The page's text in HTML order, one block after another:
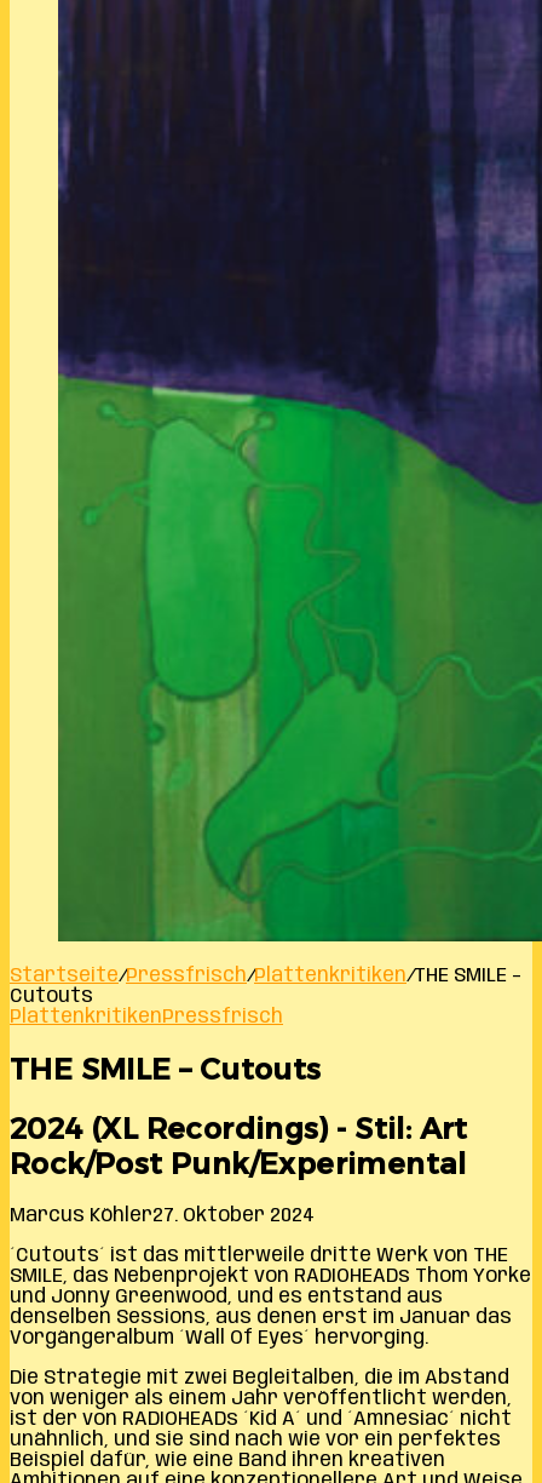
Startseite/Pressfrisch/Plattenkritiken/THE SMILE –
Cutouts
PlattenkritikenPressfrisch
THE SMILE – Cutouts
2024 (XL Recordings) - Stil: Art
Rock/Post Punk/Experimental
Marcus Köhler27. Oktober 2024
´Cutouts´ ist das mittlerweile dritte Werk von THE
SMILE, das Nebenprojekt von RADIOHEADs Thom Yorke
und Jonny Greenwood, und es entstand aus
denselben Sessions, aus denen erst im Januar das
Vorgängeralbum ´Wall Of Eyes´ hervorging.
Die Strategie mit zwei Begleitalben, die im Abstand
von weniger als einem Jahr veröffentlicht werden,
ist der von RADIOHEADs ´Kid A´ und ´Amnesiac´ nicht
unähnlich, und sie sind nach wie vor ein perfektes
Beispiel dafür, wie eine Band ihren kreativen